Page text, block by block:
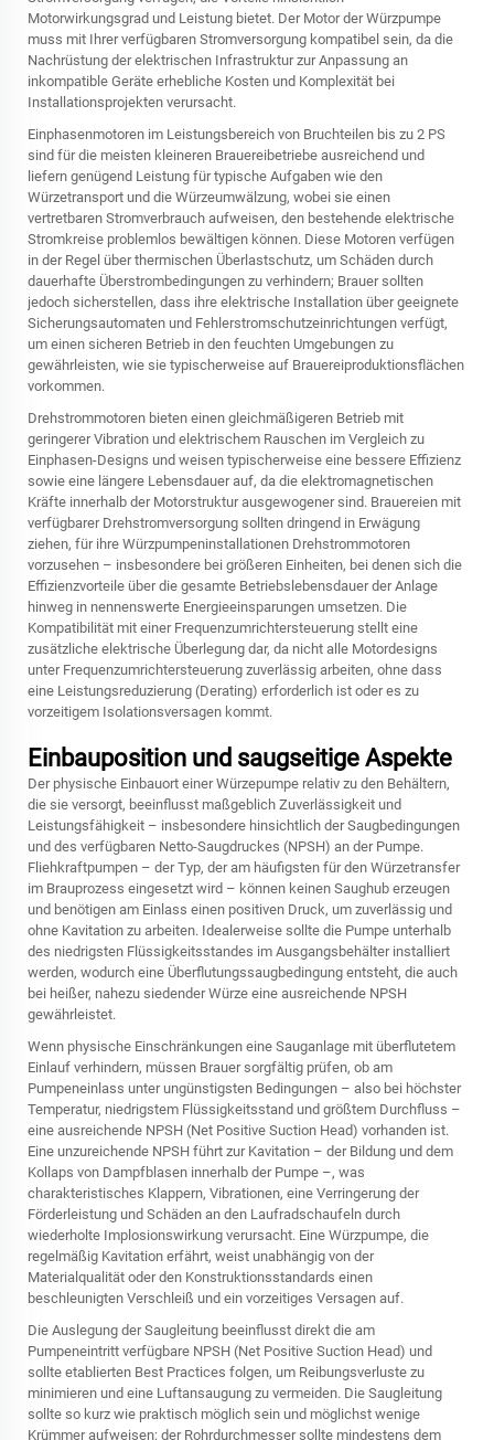
Motorwirkungsgrad und Leistung bietet. Der Motor der Würzpumpe
muss mit Ihrer verfügbaren Stromversorgung kompatibel sein, da die
Nachrüstung der elektrischen Infrastruktur zur Anpassung an
inkompatible Geräte erhebliche Kosten und Komplexität bei
Installationsprojekten verursacht.
Einphasenmotoren im Leistungsbereich von Bruchteilen bis zu 2 PS
sind für die meisten kleineren Brauereibetriebe ausreichend und
liefern genügend Leistung für typische Aufgaben wie den
Würzetransport und die Würzeumwälzung, wobei sie einen
vertretbaren Stromverbrauch aufweisen, den bestehende elektrische
Stromkreise problemlos bewältigen können. Diese Motoren verfügen
in der Regel über thermischen Überlastschutz, um Schäden durch
dauerhafte Überstrombedingungen zu verhindern; Brauer sollten
jedoch sicherstellen, dass ihre elektrische Installation über geeignete
Sicherungsautomaten und Fehlerstromschutzeinrichtungen verfügt,
um einen sicheren Betrieb in den feuchten Umgebungen zu
gewährleisten, wie sie typischerweise auf Brauereiproduktionsflächen
vorkommen.
Drehstrommotoren bieten einen gleichmäßigeren Betrieb mit
geringerer Vibration und elektrischem Rauschen im Vergleich zu
Einphasen-Designs und weisen typischerweise eine bessere Effizienz
sowie eine längere Lebensdauer auf, da die elektromagnetischen
Kräfte innerhalb der Motorstruktur ausgewogener sind. Brauereien mit
verfügbarer Drehstromversorgung sollten dringend in Erwägung
ziehen, für ihre Würzpumpeninstallationen Drehstrommotoren
vorzusehen – insbesondere bei größeren Einheiten, bei denen sich die
Effizienzvorteile über die gesamte Betriebslebensdauer der Anlage
hinweg in nennenswerte Energieeinsparungen umsetzen. Die
Kompatibilität mit einer Frequenzumrichtersteuerung stellt eine
zusätzliche elektrische Überlegung dar, da nicht alle Motordesigns
unter Frequenzumrichtersteuerung zuverlässig arbeiten, ohne dass
eine Leistungsreduzierung (Derating) erforderlich ist oder es zu
vorzeitigem Isolationsversagen kommt.
Einbauposition und saugseitige Aspekte
Der physische Einbauort einer Würzepumpe relativ zu den Behältern,
die sie versorgt, beeinflusst maßgeblich Zuverlässigkeit und
Leistungsfähigkeit – insbesondere hinsichtlich der Saugbedingungen
und des verfügbaren Netto-Saugdruckes (NPSH) an der Pumpe.
Fliehkraftpumpen – der Typ, der am häufigsten für den Würzetransfer
im Brauprozess eingesetzt wird – können keinen Saughub erzeugen
und benötigen am Einlass einen positiven Druck, um zuverlässig und
ohne Kavitation zu arbeiten. Idealerweise sollte die Pumpe unterhalb
des niedrigsten Flüssigkeitsstandes im Ausgangsbehälter installiert
werden, wodurch eine Überflutungssaugbedingung entsteht, die auch
bei heißer, nahezu siedender Würze eine ausreichende NPSH
gewährleistet.
Wenn physische Einschränkungen eine Sauganlage mit überflutetem
Einlauf verhindern, müssen Brauer sorgfältig prüfen, ob am
Pumpeneinlass unter ungünstigsten Bedingungen – also bei höchster
Temperatur, niedrigstem Flüssigkeitsstand und größtem Durchfluss –
eine ausreichende NPSH (Net Positive Suction Head) vorhanden ist.
Eine unzureichende NPSH führt zur Kavitation – der Bildung und dem
Kollaps von Dampfblasen innerhalb der Pumpe –, was
charakteristisches Klappern, Vibrationen, eine Verringerung der
Förderleistung und Schäden an den Laufradschaufeln durch
wiederholte Implosionswirkung verursacht. Eine Würzpumpe, die
regelmäßig Kavitation erfährt, weist unabhängig von der
Materialqualität oder den Konstruktionsstandards einen
beschleunigten Verschleiß und ein vorzeitiges Versagen auf.
Die Auslegung der Saugleitung beeinflusst direkt die am
Pumpeneintritt verfügbare NPSH (Net Positive Suction Head) und
sollte etablierten Best Practices folgen, um Reibungsverluste zu
minimieren und eine Luftansaugung zu vermeiden. Die Saugleitung
sollte so kurz wie praktisch möglich sein und möglichst wenige
Krümmer aufweisen; der Rohrdurchmesser sollte mindestens dem